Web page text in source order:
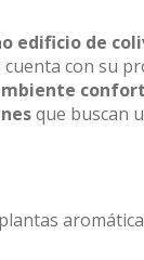
edificio de
cuenta con su
que buscan